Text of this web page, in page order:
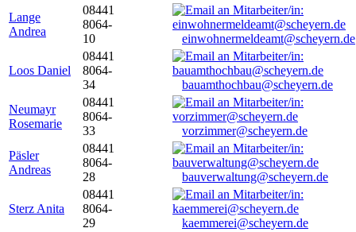
Lange
Andrea
08441
8064-
10
einwohnermeldeamt@scheyern.de
Loos Daniel
08441
8064-
34
bauamthochbau@scheyern.de
Neumayr
Rosemarie
08441
8064-
33
vorzimmer@scheyern.de
Päsler
Andreas
08441
8064-
28
bauverwaltung@scheyern.de
Sterz Anita
08441
8064-
29
kaemmerei@scheyern.de